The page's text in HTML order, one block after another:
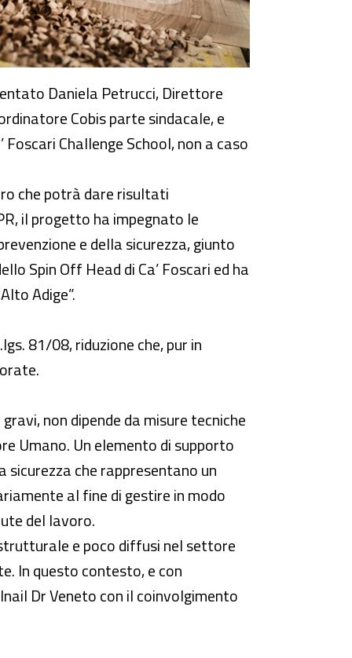
Daniela Petrucci, Direttore
Cobis parte sindacale, e
Challenge School, non a caso
che potrà dare risultati
il progetto ha impegnato le
e della sicurezza, giunto
Spin Off Head di Ca’ Foscari ed ha
Adige”.
81/08, riduzione che, pur in
non dipende da misure tecniche
Umano. Un elemento di supporto
che rappresentano un
al fine di gestire in modo
del lavoro.
e poco diffusi nel settore
In questo contesto, e con
Dr Veneto con il coinvolgimento